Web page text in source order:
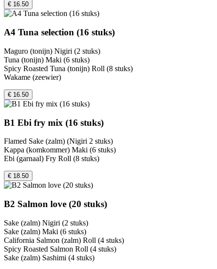
€ 16.50
A4 Tuna selection (16 stuks)
Maguro (tonijn) Nigiri (2 stuks)
Tuna (tonijn) Maki (6 stuks)
Spicy Roasted Tuna (tonijn) Roll (8 stuks)
Wakame (zeewier)
€ 16.50
B1 Ebi fry mix (16 stuks)
Flamed Sake (zalm) (Nigiri 2 stuks)
Kappa (komkommer) Maki (6 stuks)
Ebi (garnaal) Fry Roll (8 stuks)
€ 18.50
B2 Salmon love (20 stuks)
Sake (zalm) Nigiri (2 stuks)
Sake (zalm) Maki (6 stuks)
California Salmon (zalm) Roll (4 stuks)
Spicy Roasted Salmon Roll (4 stuks)
Sake (zalm) Sashimi (4 stuks)